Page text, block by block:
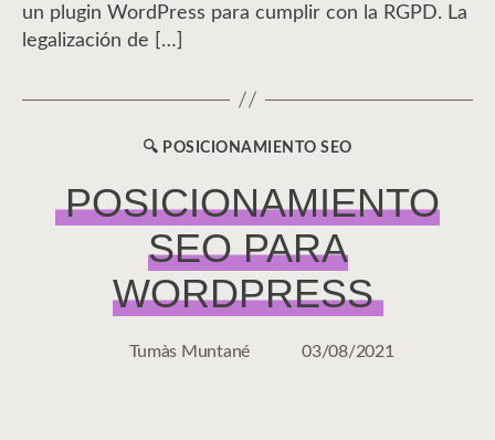
un plugin WordPress para cumplir con la RGPD. La
legalización de […]
CATEGORÍAS
🔍 POSICIONAMIENTO SEO
POSICIONAMIENTO
SEO PARA
WORDPRESS
Autor
Tumàs Muntané
Fecha
03/08/2021